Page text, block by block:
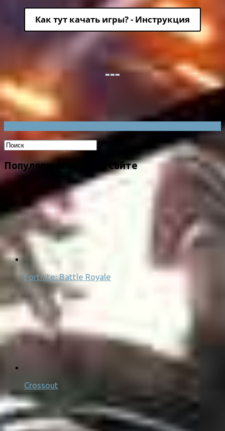
Как тут качать игры? - Инструкция
Популярные игры на сайте
Fortnite: Battle Royale
Crossout